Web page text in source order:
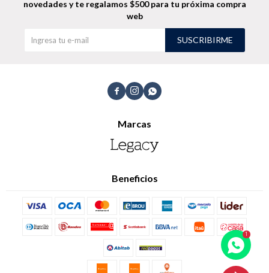
HASTA 40%OFF
REMERA ESTAMPADA - Azul